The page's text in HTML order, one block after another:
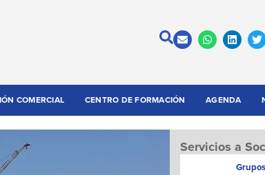
COMERCIAL CENTRO DE FORMACIÓN AGENDA
Servicios a